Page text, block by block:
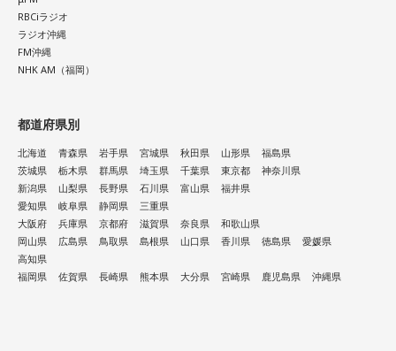
RBCiラジオ
ラジオ沖縄
FM沖縄
NHK AM（福岡）
都道府県別
北海道 青森県 岩手県 宮城県 秋田県 山形県
福島県
茨城県
栃木県 群馬県 埼玉県 千葉県 東京都
神奈川県
新潟県
山梨県 長野県 石川県 富山県
福井県
愛知県
岐阜県 静岡県
三重県
大阪府
兵庫県 京都府 滋賀県 奈良県
和歌山県
岡山県
広島県 鳥取県 島根県 山口県 香川県 徳島県
愛媛県
高知県
福岡県
佐賀県 長崎県 熊本県 大分県 宮崎県 鹿児島県 沖縄県